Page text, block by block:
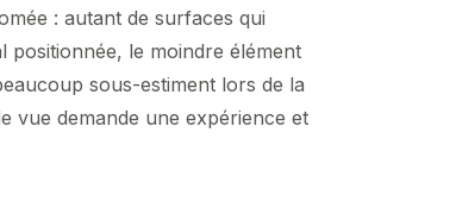
: autant de surfaces qui
le moindre élément
sous-estiment lors de la
vue demande une expérience et